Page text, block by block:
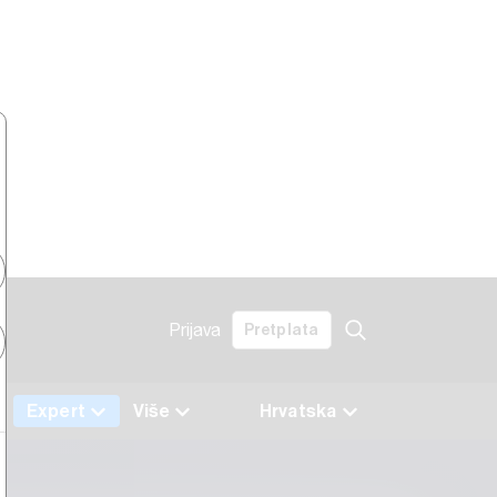
Prijava Pretplata
Hrvatska
Expert Više